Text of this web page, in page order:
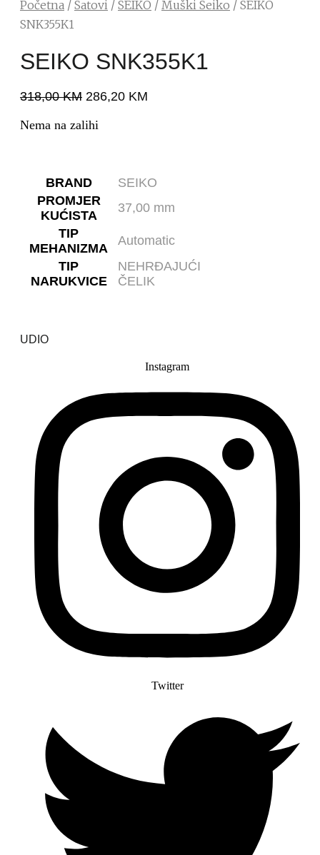
Početna / Satovi / SEIKO / Muški Seiko / SEIKO
SNK355K1
SEIKO SNK355K1
318,00KM 286,20 KM
Nema na zalihi
BRAND
SEIKO
PROMJER
KUĆISTA
37,00 mm
TIP
MEHANIZMA
Automatic
TIP
NARUKVICE
NEHRĐAJUĆI
ČELIK
UDIO
Instagram
Twitter